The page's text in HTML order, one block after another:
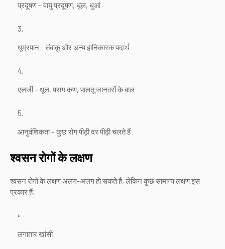
प्रदूषण – वायु प्रदूषण, धूल, धुआं
धूम्रपान – तंबाकू और अन्य हानिकारक पदार्थ
एलर्जी – धूल, पराग कण, पालतू जानवरों के बाल
आनुवंशिकता – कुछ रोग पीढ़ी दर पीढ़ी चलते हैं
श्वसन रोगों के लक्षण
श्वसन रोगों के लक्षण अलग-अलग हो सकते हैं, लेकिन कुछ सामान्य लक्षण इस
प्रकार हैं:
लगातार खांसी